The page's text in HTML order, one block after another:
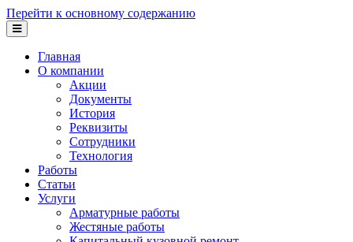
Перейти к основному содержанию
Главная
О компании
Акции
Документы
История
Реквизиты
Сотрудники
Технология
Работы
Статьи
Услуги
Арматурные работы
Жестяные работы